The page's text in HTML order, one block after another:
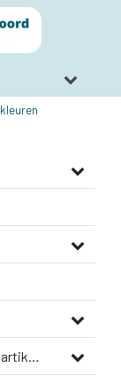
Good Seed Gifts / geschenkartikelen